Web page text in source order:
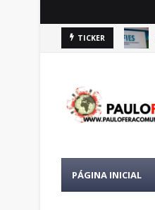
TICKER
PÁGINA INICIAL